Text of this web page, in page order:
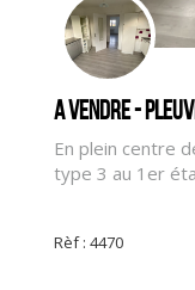
A vendre -
En plein centre
type 3 au 1er
Rèf : 4470